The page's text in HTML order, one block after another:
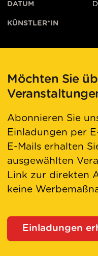
DATUM
KÜNSTLER*IN
Möchten Sie
Abonnieren Sie
Einladungen per
E-Mails erhalten
ausgewählten
Link zur direkten
keine
Einladungen